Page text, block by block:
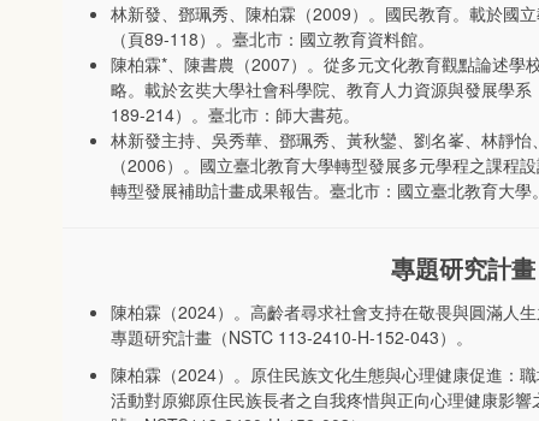
林新發、鄧珮秀、陳柏霖（2009）。國民教育。載於國
（頁89-118）。臺北市：國立教育資料館。
陳柏霖*、陳書農（2007）。從多元文化教育觀點論述學
略。載於玄奘大學社會科學院、教育人力資源與發展學
189-214）。臺北市：師大書苑。
林新發主持、吳秀華、鄧珮秀、黃秋鑾、劉名峯、林靜
（2006）。國立臺北教育大學轉型發展多元學程之課程
轉型發展補助計畫成果報告。臺北市：國立臺北教育大學
專題研究計畫
陳柏霖（2024）。高齡者尋求社會支持在敬畏與圓滿人
專題研究計畫（NSTC 113-2410-H-152-043）。
陳柏霖（2024）。原住民族文化生態與心理健康促進：
活動對原鄉原住民族長者之自我疼惜與正向心理健康影